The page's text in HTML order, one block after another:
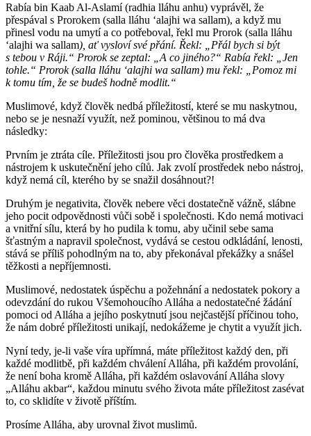
Rabía bin Kaab Al-Aslamí (radhia lláhu anhu) vyprávěl, že
přespával s Prorokem (salla lláhu ʻalajhi wa sallam), a když mu
přinesl vodu na umytí a co potřeboval, řekl mu Prorok (salla lláhu
ʻalajhi wa sallam), ať vysloví své přání. Řekl: „Přál bych si být
s tebou v Ráji.“ Prorok se zeptal: „A co jiného?“ Rabía řekl: „Jen
tohle.“ Prorok (salla lláhu ʻalajhi wa sallam) mu řekl: „Pomoz mi
k tomu tím, že se budeš hodně modlit.“
Muslimové, když člověk nedbá příležitostí, které se mu naskytnou,
nebo se je nesnaží využít, než pominou, většinou to má dva
následky:
Prvním je ztráta cíle. Příležitosti jsou pro člověka prostředkem a
nástrojem k uskutečnění jeho cílů. Jak zvolí prostředek nebo nástroj,
když nemá cíl, kterého by se snažil dosáhnout?!
Druhým je negativita, člověk nebere věci dostatečně vážně, slábne
jeho pocit odpovědnosti vůči sobě i společnosti. Kdo nemá motivaci
a vnitřní sílu, která by ho pudila k tomu, aby učinil sebe sama
šťastným a napravil společnost, vydává se cestou odkládání, lenosti,
stává se příliš pohodlným na to, aby překonával překážky a snášel
těžkosti a nepříjemnosti.
Muslimové, nedostatek úspěchu a požehnání a nedostatek pokory a
odevzdání do rukou Všemohoucího Alláha a nedostatečné žádání
pomoci od Alláha a jejího poskytnutí jsou nejčastější příčinou toho,
že nám dobré příležitosti unikají, nedokážeme je chytit a využít jich.
Nyní tedy, je-li vaše víra upřímná, máte příležitost každý den, při
každé modlitbě, při každém chválení Alláha, při každém provolání,
že není boha kromě Alláha, při každém oslavování Alláha slovy
„Alláhu akbar“, každou minutu svého života máte příležitost zasévat
to, co sklidíte v životě příštím.
Prosíme Alláha, aby urovnal život muslimů.